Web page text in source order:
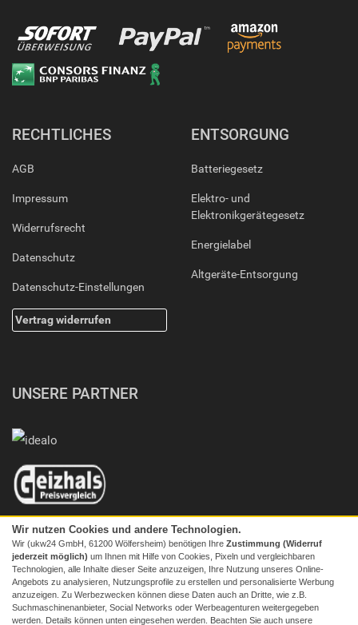
RECHTLICHES
AGB
Impressum
Widerrufsrecht
Datenschutz
Datenschutz-Einstellungen
Vertrag widerrufen
ENTSORGUNG
Batteriegesetz
Elektro- und
Elektronikgerätegesetz
Energielabel
Altgeräte-Entsorgung
UNSERE PARTNER
Wir nutzen Cookies und andere Technologien.
Wir (ukw24 GmbH, 61200 Wölfersheim) benötigen Ihre Zustimmung (Widerruf
jederzeit möglich) um Ihnen mit Hilfe von Cookies, Pixeln und vergleichbaren
Technologien, alle Inhalte dieser Seite anzuzeigen, Ihre Nutzung unseres Online-
Angebots zu analysieren, Nutzungsprofile zu erstellen und personalisierte Werbung
anzuzeigen. Zu Werbezwecken können diese Daten auch an Dritte, wie z.B.
Suchmaschinenanbieter, Social Networks oder Werbeagenturen weitergegeben
werden. Details können unten eingesehen werden. Beachten Sie auch unsere